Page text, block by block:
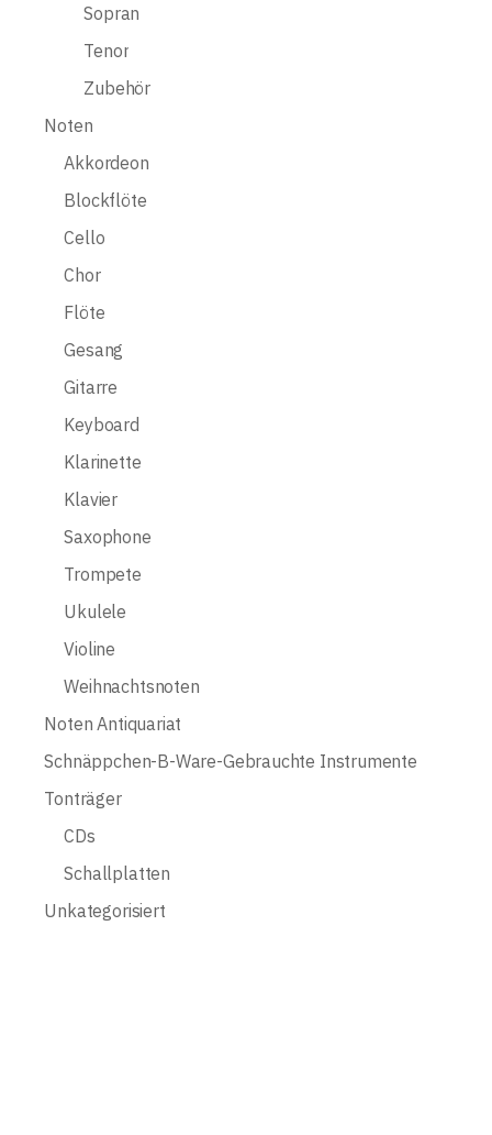
Sopran
Tenor
Zubehör
Noten
Akkordeon
Blockflöte
Cello
Chor
Flöte
Gesang
Gitarre
Keyboard
Klarinette
Klavier
Saxophone
Trompete
Ukulele
Violine
Weihnachtsnoten
Noten Antiquariat
Schnäppchen-B-Ware-Gebrauchte Instrumente
Tonträger
CDs
Schallplatten
Unkategorisiert